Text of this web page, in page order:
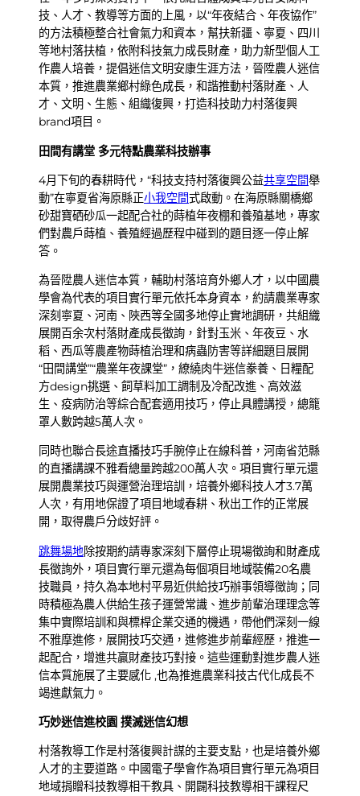
技、人才、教導等方面的上風，以“年夜結合、年夜協作”
的方法積極整合社會氣力和資本，幫扶新疆、寧夏、四川
等地村落扶植，依附科技氣力成長財產，助力新型個人工
作農人培養，提倡迷信文明安康生涯方法，晉陞農人迷信
本質，推進農業鄉村綠色成長，和諧推動村落財產、人
才、文明、生態、組織復興，打造科技助力村落復興
brand項目。
田間有講堂 多元特點農業科技辦事
4月下旬的春耕時代，“科技支持村落復興公益共享空間舉
動”在寧夏省海原縣正小我空間式啟動。在海原縣關橋鄉
砂甜寶硒砂瓜一起配合社的蒔植年夜棚和養殖基地，專家
們對農戶蒔植、養殖經過歷程中碰到的題目逐一停止解
答。
為晉陞農人迷信本質，輔助村落培育外鄉人才，以中國農
學會為代表的項目實行單元依托本身資本，約請農業專家
深刻寧夏、河南、陜西等全國多地停止實地調研，共組織
展開百余次村落財產成長徵詢，針對玉米、年夜豆、水
稻、西瓜等農產物蒔植治理和病蟲防害等詳細題目展開
“田間講堂”“農業年夜課堂”，繚繞肉牛迷信豢養、日糧配
方design挑選、飼草料加工調制及冷配改進、高效滋
生、疫病防治等綜合配套適用技巧，停止具體講授，總籠
罩人數跨越5萬人次。
同時也聯合長途直播技巧手腕停止在線科普，河南省范縣
的直播講課不雅看總量跨越200萬人次。項目實行單元還
展開農業技巧與運營治理培訓，培養外鄉科技人才3.7萬
人次，有用地保證了項目地域春耕、秋出工作的正常展
開，取得農戶分歧好評。
跳舞場地除按期約請專家深刻下層停止現場徵詢和財產成
長徵詢外，項目實行單元還為每個項目地域裝備20名農
技職員，持久為本地村平易近供給技巧辦事領導徵詢；同
時積極為農人供給生孩子運營常識、進步前輩治理理念等
集中實際培訓和與標桿企業交通的機遇，帶他們深刻一線
不雅摩進修，展開技巧交通，進修進步前輩經歷，推進一
起配合，增進共贏財產技巧對接。這些運動對進步農人迷
信本質施展了主要感化 ,也為推進農業科技古代化成長不
竭進獻氣力。
巧妙迷信進校園 撲滅迷信幻想
村落教導工作是村落復興計謀的主要支點，也是培養外鄉
人才的主要道路。中國電子學會作為項目實行單元為項目
地域捐贈科技教導相干教具、開闢科技教導相干課程尺